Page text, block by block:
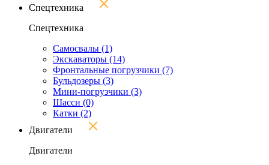
Спецтехника
Спецтехника
Самосвалы (1)
Экскаваторы (14)
Фронтальные погрузчики (7)
Бульдозеры (3)
Мини-погрузчики (3)
Шасси (0)
Катки (2)
Двигатели
Двигатели